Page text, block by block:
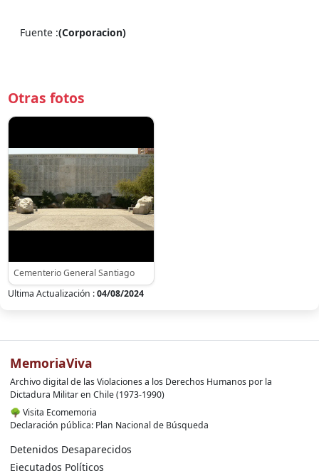
Fuente :(Corporacion)
Otras fotos
Cementerio General Santiago
Ultima Actualización :04/08/2024
MemoriaViva
Archivo digital de las Violaciones a los Derechos Humanos por la
Dictadura Militar en Chile (1973-1990)
🌳 Visita Ecomemoria
Declaración pública: Plan Nacional de Búsqueda
Detenidos Desaparecidos
Ejecutados Políticos